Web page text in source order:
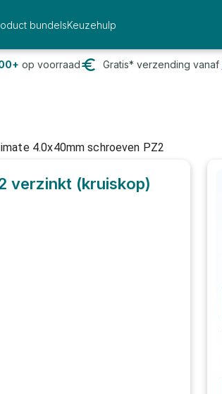
bundelsKeuzehulp
op voorraad Gratis* verzending vanaf
4.0x40mm schroeven PZ2
verzinkt (kruiskop)